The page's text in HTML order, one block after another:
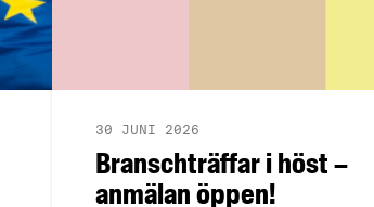
Branschträffar i höst –
anmälan öppen!
30 JUNI 2026